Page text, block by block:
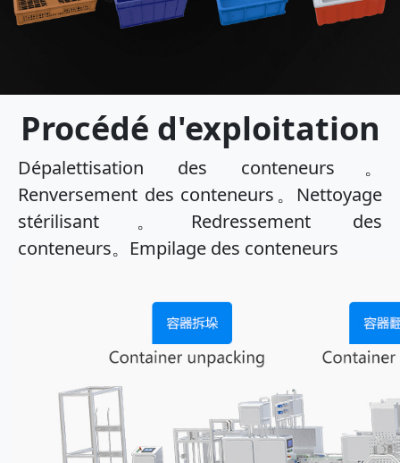
Procédé d'exploitation
Dépalettisation des conteneurs。
Renversement des conteneurs。Nettoyage
stérilisant。Redressement des
conteneurs。Empilage des conteneurs